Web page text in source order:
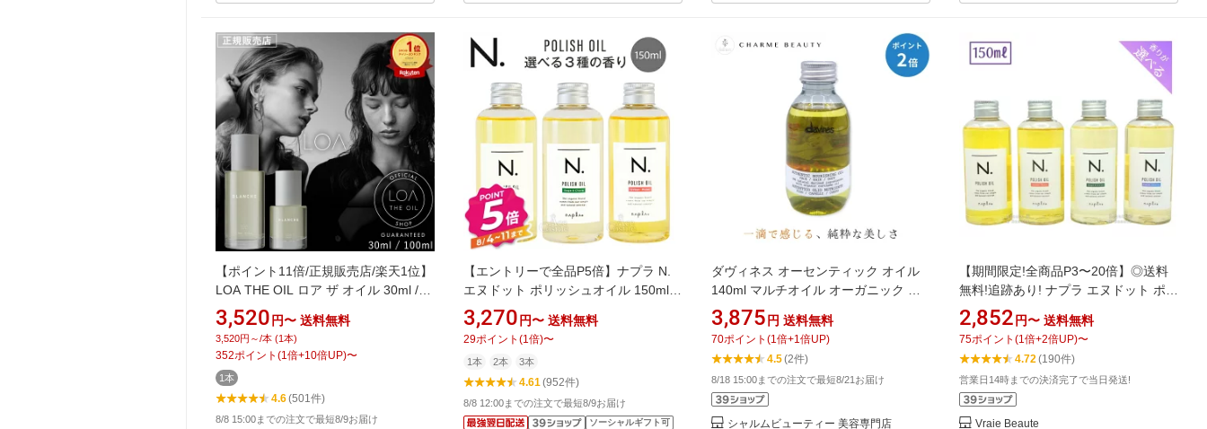
【ポイント11倍/正規販売店/楽天1位】
LOA THE OIL ロア ザ オイル 30ml /
100ml ブランシュ シトラスベール ジ
ャスミンドレ ラテローズ ネロリスモ
ークティー ミスティックウッド ブル
ークレール ペアーブランシュ ノワー
ル フレグランス ヘアオイル ロアオイ
ル
3,520円〜 送料無料
3,520円～/本 (1本)
352ポイント (1 倍+10倍UP)〜
1本
4.6(501件)
8/8 15:00までの注文で最短8/9お届け
【エントリーで全品P5倍】ナプラ N.
エヌドット ポリッシュオイル 150ml
マンダリンオレンジ／セージ＆クロー
ブ／アーバンローズ／シトラスジャス
ミン
3,270円〜 送料無料
29ポイント (1 倍)〜
1本 2本 3本
4.61 (952件)
8/8 12:00までの注文で最短8/9お届け
ソーシャルギフト可
ダヴィネス オーセンティック オイル
140ml マルチオイル オーガニック 保
湿 髪質改善 DAVINES
3,875円 送料無料
70ポイント (1 倍+1 倍UP)
4.5(2件)
8/18 15:00までの注文で最短8/21お届け
シャルムビューティー 美容専門店
【期間限定!全商品P3〜20倍】◎送料
無料!追跡あり! ナプラ エヌドット ポリ
ッシュオイル 150ml ■【8/4 20:00〜
8/11 01:59】【お買い物マラソン】
2,852円〜 送料無料
75ポイント (1 倍+2倍UP)〜
4.72 (190件)
営業日14時までの決済完了で当日発送!
Vraie Beaute